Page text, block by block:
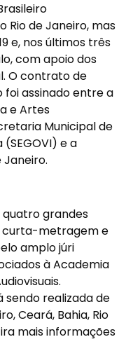
de Janeiro, mas
e, nos últimos três
com apoio dos
O contrato de
foi assinado entre a
e Artes
Municipal de
e a
Janeiro.
quatro grandes
curta-metragem e
amplo júri
à Academia
sendo realizada de
Ceará, Bahia, Rio
mais informações